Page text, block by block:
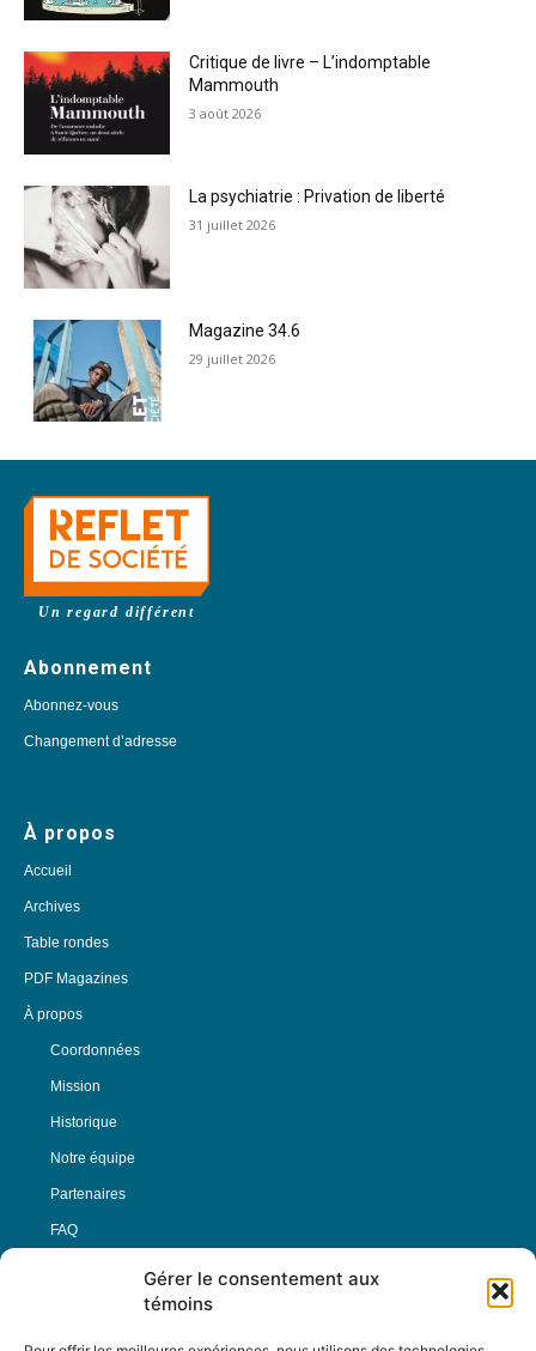
Gérer le consentement aux
témoins
Critique de livre – L’indomptable
Mammouth
3 août 2026
La psychiatrie : Privation de liberté
31 juillet 2026
Magazine 34.6
29 juillet 2026
Un regard différent
Abonnement
Abonnez-vous
Changement d’adresse
À propos
Accueil
Archives
Table rondes
PDF Magazines
À propos
Coordonnées
Mission
Historique
Notre équipe
Partenaires
FAQ